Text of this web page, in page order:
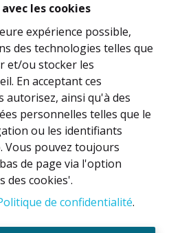
les cookies
expérience possible,
des technologies telles que
et/ou stocker les
En acceptant ces
autorisez, ainsi qu'à des
personnelles telles que le
ou les identifiants
Vous pouvez toujours
de page via l'option
des cookies'.
de confidentialité.
À Louer
légales
David GUNEL
et régisseur